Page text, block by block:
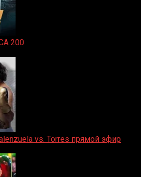
200
vs. Torres прямой эфир